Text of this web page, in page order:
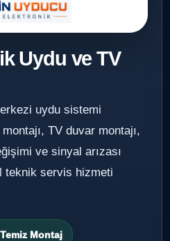
Uydu ve TV
uydu sistemi
TV duvar montajı,
ve sinyal arızası
teknik servis hizmeti
Temiz Montaj